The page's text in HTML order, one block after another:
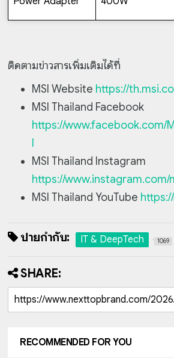
ติดตามข่าวสารเพิ่มเติมได้ที่
MSI Website https://
MSI Thailand Facebook
https://www.facebook.com/
MSI Thailand Instagram
https://www.instagram.com/
MSI Thailand YouTube
ป้ายกำกับ: IT & DeepTech 1069
SHARE:
RECOMMENDED FOR YOU